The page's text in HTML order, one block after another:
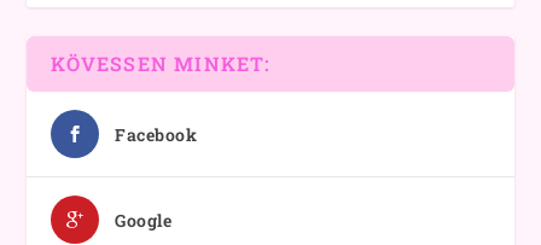
KÖVESSEN MINKET:
Facebook
Google